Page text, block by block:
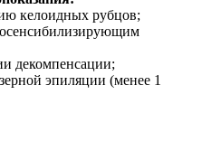
келоидных рубцов;
декомпенсации;
эпиляции (менее 1